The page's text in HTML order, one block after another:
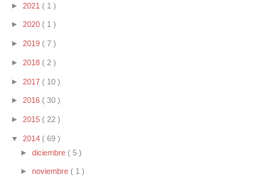
► 2021 ( 1 )
► 2020 ( 1 )
► 2019 ( 7 )
► 2018 ( 2 )
► 2017 ( 10 )
► 2016 ( 30 )
► 2015 ( 22 )
▼ 2014 ( 69 )
►diciembre( 5 )
►noviembre( 1 )